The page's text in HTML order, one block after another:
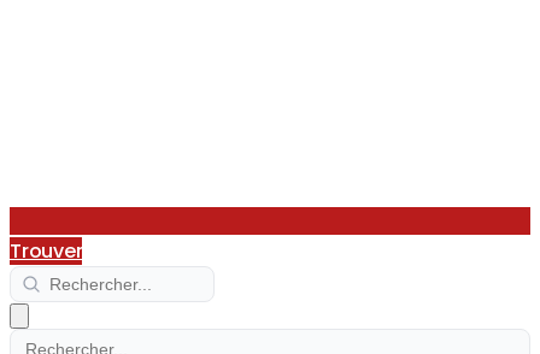
Trouver